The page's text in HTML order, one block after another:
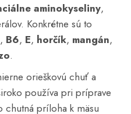
aminokyseliny,
Konkrétne sú to
, B6, E, horčík, mangán,
.
orieškovú chuť a
používa pri príprave
chutná príloha k mäsu